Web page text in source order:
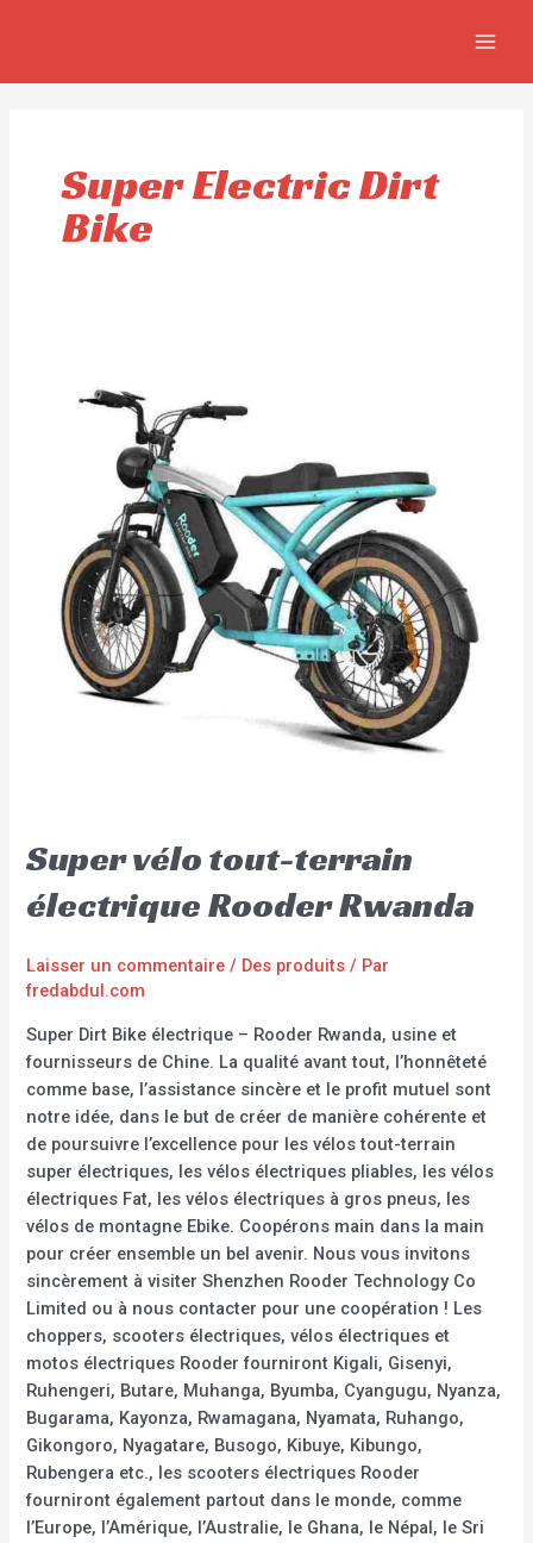
Super Electric Dirt
Bike
Super vélo tout-terrain
électrique Rooder Rwanda
Laisser un commentaire / Des produits / Par
fredabdul.com
Super Dirt Bike électrique – Rooder Rwanda, usine et
fournisseurs de Chine. La qualité avant tout, l’honnêteté
comme base, l’assistance sincère et le profit mutuel sont
notre idée, dans le but de créer de manière cohérente et
de poursuivre l’excellence pour les vélos tout-terrain
super électriques, les vélos électriques pliables, les vélos
électriques Fat, les vélos électriques à gros pneus, les
vélos de montagne Ebike. Coopérons main dans la main
pour créer ensemble un bel avenir. Nous vous invitons
sincèrement à visiter Shenzhen Rooder Technology Co
Limited ou à nous contacter pour une coopération ! Les
choppers, scooters électriques, vélos électriques et
motos électriques Rooder fourniront Kigali, Gisenyi,
Ruhengeri, Butare, Muhanga, Byumba, Cyangugu, Nyanza,
Bugarama, Kayonza, Rwamagana, Nyamata, Ruhango,
Gikongoro, Nyagatare, Busogo, Kibuye, Kibungo,
Rubengera etc., les scooters électriques Rooder
fourniront également partout dans le monde, comme
l’Europe, l’Amérique, l’Australie, le Ghana, le Népal, le Sri